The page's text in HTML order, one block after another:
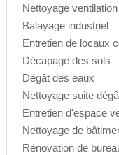
Nettoyage ventilation
Balayage industriel
Entretien de locaux
Décapage des sols
Dégât des eaux
Nettoyage suite
Entretien d'espace
Nettoyage de
Rénovation de